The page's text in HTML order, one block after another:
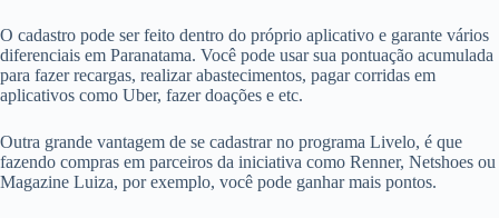
O cadastro pode ser feito dentro do próprio aplicativo e garante vários
diferenciais em Paranatama. Você pode usar sua pontuação acumulada
para fazer recargas, realizar abastecimentos, pagar corridas em
aplicativos como Uber, fazer doações e etc.
Outra grande vantagem de se cadastrar no programa Livelo, é que
fazendo compras em parceiros da iniciativa como Renner, Netshoes ou
Magazine Luiza, por exemplo, você pode ganhar mais pontos.